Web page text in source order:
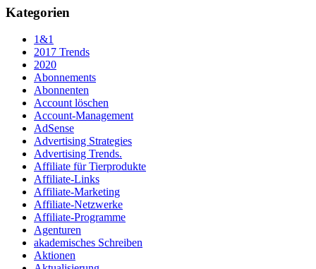
Kategorien
1&1
2017 Trends
2020
Abonnements
Abonnenten
Account löschen
Account-Management
AdSense
Advertising Strategies
Advertising Trends.
Affiliate für Tierprodukte
Affiliate-Links
Affiliate-Marketing
Affiliate-Netzwerke
Affiliate-Programme
Agenturen
akademisches Schreiben
Aktionen